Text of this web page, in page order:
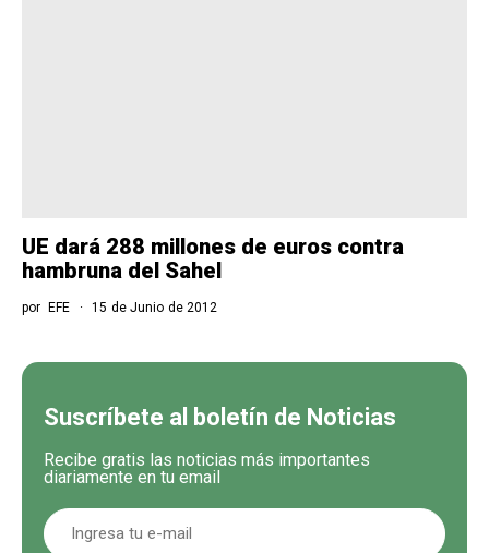
UE dará 288 millones de euros contra
hambruna del Sahel
por EFE 15 de Junio de 2012
Suscríbete al boletín de Noticias
Recibe gratis las noticias más importantes
diariamente en tu email